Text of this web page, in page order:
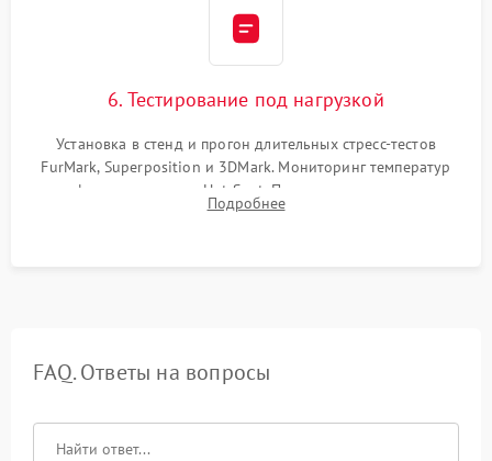
6. Тестирование под нагрузкой
Установка в стенд и прогон длительных стресс-тестов
FurMark, Superposition и 3DMark. Мониторинг температур
графического чипа и Hot Spot. Проверка на отсутствие
артефактов изображения, вылетов драйвера и зависаний.
Подробнее
FAQ. Ответы на вопросы